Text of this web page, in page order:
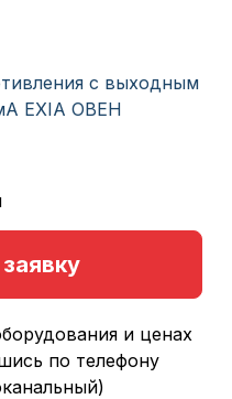
и ценах
по телефону